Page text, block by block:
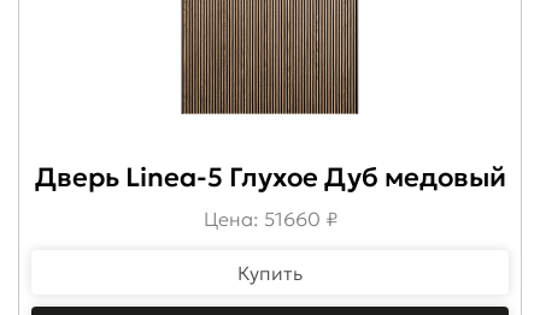
Дверь Linea-5 Глухое Дуб медовый
Цена: 51660 ₽
Купить